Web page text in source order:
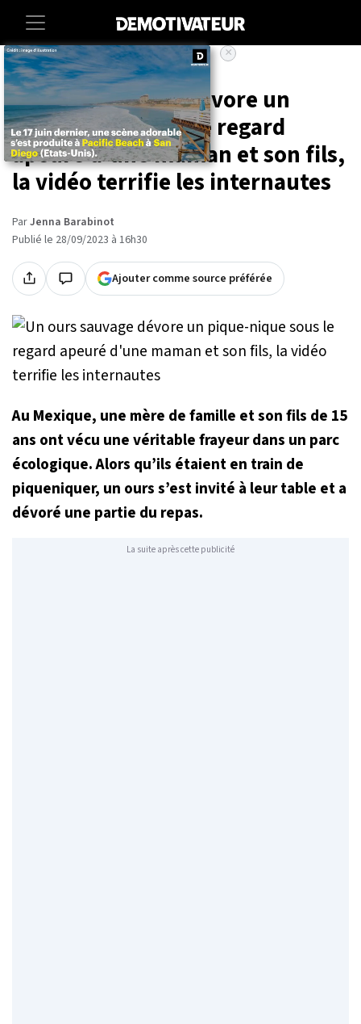
Accueil Societe Animaux
Un ours sauvage dévore un
pique-nique sous le regard
apeuré d'une maman et son fils,
la vidéo terrifie les internautes
ParJenna Barabinot
Publié le 28/09/2023 à 16h30
Ajouter comme source préférée
Au Mexique, une mère de famille et son fils de 15
ans ont vécu une véritable frayeur dans un parc
écologique. Alors qu’ils étaient en train de
piqueniquer, un ours s’est invité à leur table et a
dévoré une partie du repas.
La suite après cette publicité
×